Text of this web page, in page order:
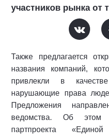
участников рынка от
Также предлагается
названия компаний,
привлекли в
нарушающие права
Предложения
ведомства. Об этом
партпроекта